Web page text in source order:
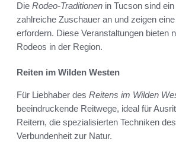
Die Rodeo-Traditionen in Tucson sind
zahlreiche Zuschauer an und zeigen
erfordern. Diese Veranstaltungen bieten
Rodeos in der Region.
Reiten im Wilden Westen
Für Liebhaber des Reitens im Wilden
beeindruckende Reitwege, ideal für
Reitern, die spezialisierten Techniken
Verbundenheit zur Natur.